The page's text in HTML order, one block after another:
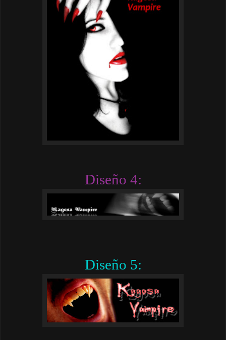
Diseño 4:
Diseño 5: